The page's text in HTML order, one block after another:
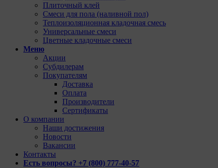
Плиточный клей
Смеси для пола (наливной пол)
Теплоизоляционная кладочная смесь
Универсальные смеси
Цветные кладочные смеси
Меню
Акции
Субдилерам
Покупателям
Доставка
Оплата
Производители
Сертификаты
О компании
Наши достижения
Новости
Вакансии
Контакты
Есть вопросы? +7 (800) 777-40-57